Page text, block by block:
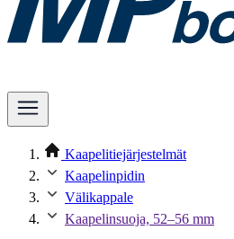
Kaapelitiejärjestelmät
Kaapelinpidin
Välikappale
Kaapelinsuoja, 52–56 mm